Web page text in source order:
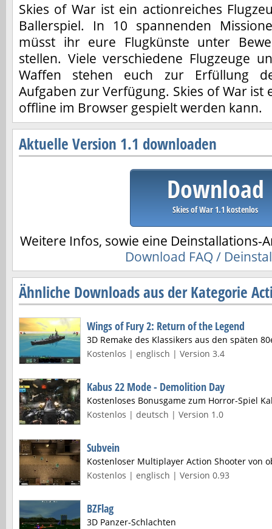
Skies of War ist ein actionreiches
Ballerspiel. In 10 spannenden
müsst ihr eure Flugkünste unter
stellen. Viele verschiedene Flugzeuge
Waffen stehen euch zur Erfüllung
Aufgaben zur Verfügung. Skies of War ist
offline im Browser gespielt werden kann.
Aktuelle Version 1.1 downloaden
Download
Skies of War 1.1 kostenlos
Weitere Infos, sowie eine Deinstallations-
Download FAQ /
Ähnliche Downloads aus der Kategorie
Wings of Fury 2: Return of the Legend
3D Remake des Klassikers aus den späten
Kostenlos | englisch | Version 3.4
Kabus 22 Mode - Demolition Day
Kostenloses Bonusgame zum Horror-Spiel
Kostenlos | deutsch | Version 1.0
Subvein
Kostenloser Multiplayer Action Shooter von
Kostenlos | englisch | Version 0.93
BZFlag
3D Panzer-Schlachten